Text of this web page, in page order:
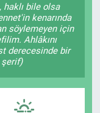
haklı bile olsa
kenarında
söylemeyen için
Ahlâkını
derecesinde bir